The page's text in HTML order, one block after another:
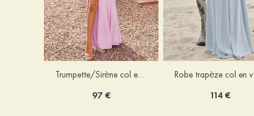
Trumpette/Sirène col en v jersey ras du sol robe de demoiselle d'honneur
97 € 114 €